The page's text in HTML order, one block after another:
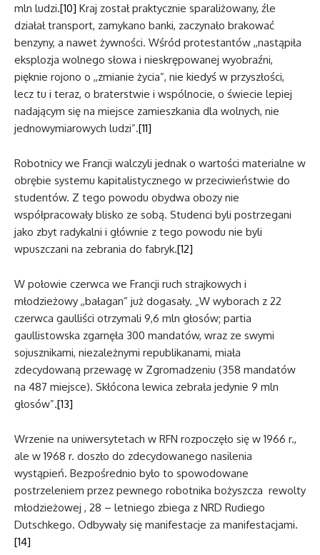
mln ludzi.[10] Kraj został praktycznie sparaliżowany, źle
działał transport, zamykano banki, zaczynało brakować
benzyny, a nawet żywności. Wśród protestantów ,,nastąpiła
eksplozja wolnego słowa i nieskrępowanej wyobraźni,
pięknie rojono o ,,zmianie życia”, nie kiedyś w przyszłości,
lecz tu i teraz, o braterstwie i wspólnocie, o świecie lepiej
nadającym się na miejsce zamieszkania dla wolnych, nie
jednowymiarowych ludzi”.[11]
Robotnicy we Francji walczyli jednak o wartości materialne w
obrębie systemu kapitalistycznego w przeciwieństwie do
studentów. Z tego powodu obydwa obozy nie
współpracowały blisko ze sobą. Studenci byli postrzegani
jako zbyt radykalni i głównie z tego powodu nie byli
wpuszczani na zebrania do fabryk.[12]
W połowie czerwca we Francji ruch strajkowych i
młodzieżowy ,,bałagan” już dogasały. „W wyborach z 22
czerwca gaulliści otrzymali 9,6 mln głosów; partia
gaullistowska zgarnęła 300 mandatów, wraz ze swymi
sojusznikami, niezależnymi republikanami, miała
zdecydowaną przewagę w Zgromadzeniu (358 mandatów
na 487 miejsce). Skłócona lewica zebrała jedynie 9 mln
głosów”.[13]
Wrzenie na uniwersytetach w RFN rozpoczęło się w 1966 r.,
ale w 1968 r. doszło do zdecydowanego nasilenia
wystąpień. Bezpośrednio było to spowodowane
postrzeleniem przez pewnego robotnika bożyszcza rewolty
młodzieżowej , 28 – letniego zbiega z NRD Rudiego
Dutschkego. Odbywały się manifestacje za manifestacjami.
[14]